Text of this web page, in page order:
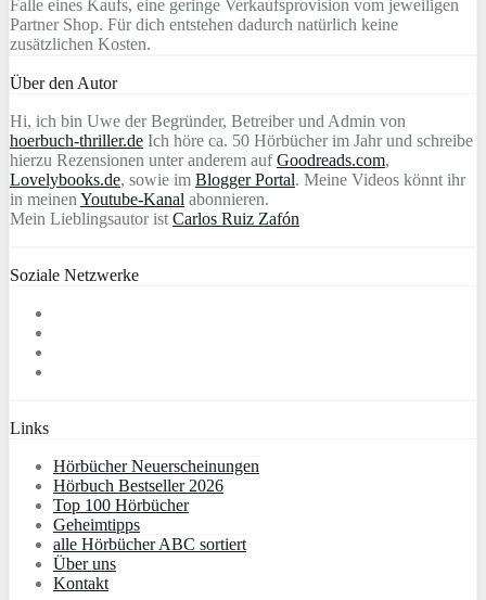
Falle eines Kaufs, eine geringe Verkaufsprovision vom jeweiligen
Partner Shop. Für dich entstehen dadurch natürlich keine
zusätzlichen Kosten.
Über den Autor
Hi, ich bin Uwe der Begründer, Betreiber und Admin von
hoerbuch-thriller.de Ich höre ca. 50 Hörbücher im Jahr und schreibe
hierzu Rezensionen unter anderem aufGoodreads.com,
Lovelybooks.de, sowie im Blogger Portal. Meine Videos könnt ihr
in meinen Youtube-Kanal abonnieren.
Mein Lieblingsautor ist Carlos Ruiz Zafón
Soziale Netzwerke
Links
Hörbücher Neuerscheinungen
Hörbuch Bestseller 2026
Top 100 Hörbücher
Geheimtipps
alle Hörbücher ABC sortiert
Über uns
Kontakt